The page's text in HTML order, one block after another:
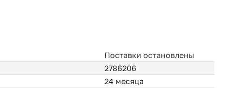
Поставки остановлены
2786206
24 месяца